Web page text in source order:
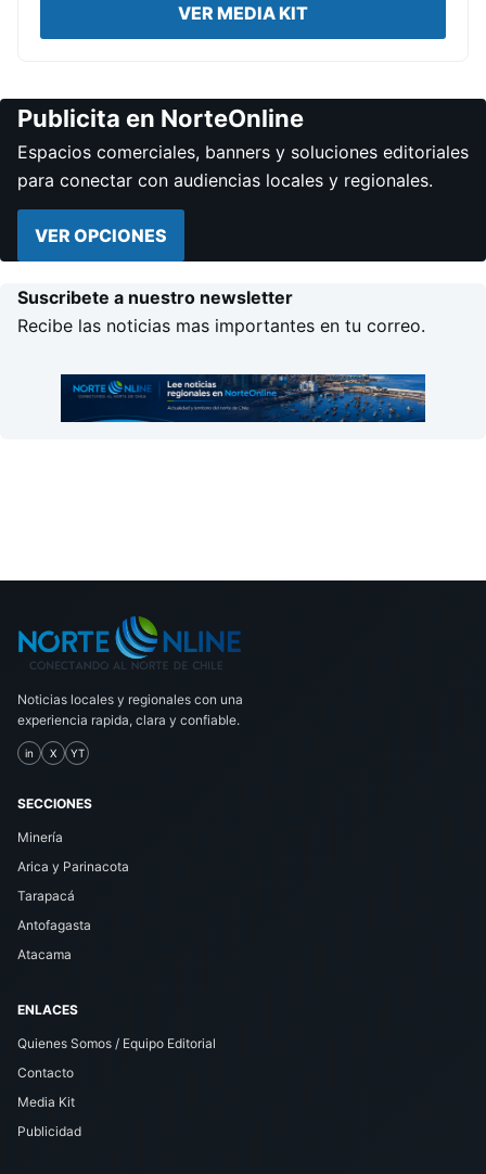
VER MEDIA KIT
Publicita en NorteOnline
Espacios comerciales, banners y soluciones editoriales
para conectar con audiencias locales y regionales.
VER OPCIONES
Suscribete a nuestro newsletter
Recibe las noticias mas importantes en tu correo.
Noticias locales y regionales con una
experiencia rapida, clara y confiable.
in X YT
SECCIONES
Minería
Arica y Parinacota
Tarapacá
Antofagasta
Atacama
ENLACES
Quienes Somos / Equipo Editorial
Contacto
Media Kit
Publicidad